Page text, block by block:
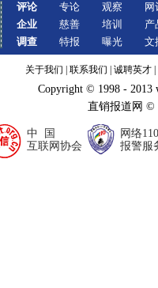
评论
企业
调查
专论
慈善
特报
观察
培训
曝光
网
产
文
关于我们 联系我们 诚聘英才
Copyright © 1998 - 2013
直销报道网
中 国
互联网协会
网络110
报警服